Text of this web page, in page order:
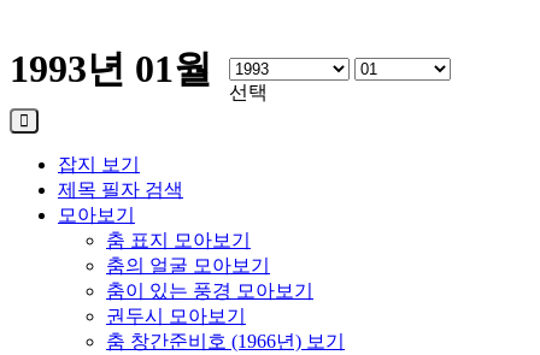
1993년 01월
선택
잡지 보기
제목 필자 검색
모아보기
춤 표지 모아보기
춤의 얼굴 모아보기
춤이 있는 풍경 모아보기
권두시 모아보기
춤 창간준비호 (1966년) 보기